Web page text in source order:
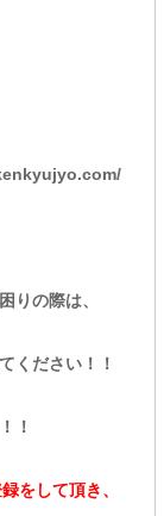
りの際は、
ください！！
！
をして頂き、